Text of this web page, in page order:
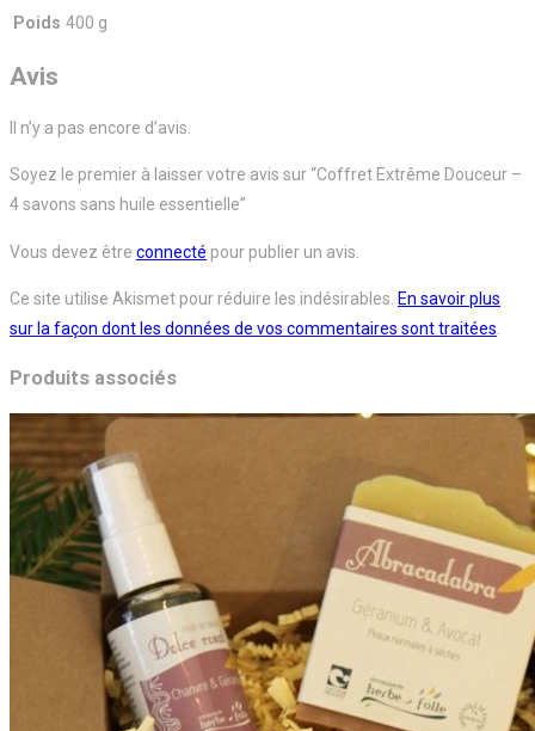
Poids 400 g
Avis
Il n’y a pas encore d’avis.
Soyez le premier à laisser votre avis sur “Coffret Extrême Douceur –
4 savons sans huile essentielle”
Vous devez être connecté pour publier un avis.
Ce site utilise Akismet pour réduire les indésirables. En savoir plus
sur la façon dont les données de vos commentaires sont traitées
Produits associés